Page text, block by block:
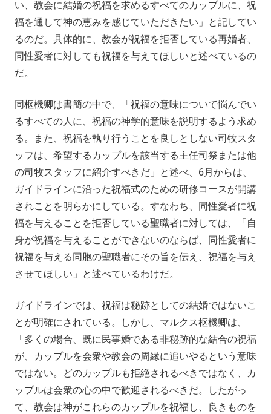
い、教会に結婚の祝福を求めるすべてのカップルに、祝
福を通して神の恵みを感じていただきたい」と記してい
るのだ。具体的に、教会が祝福を拒否している再婚者、
同性愛者に対しても祝福を与えてほしいと述べているの
だ。
同枢機卿は書簡の中で、「祝福の意味について悩んでい
るすべての人に、祝福の神学的意味を説明するよう求め
る。また、祝福を執り行うことを良しとしない司牧スタ
ッフは、希望するカップルを該当する主任司祭または他
の司牧スタッフに紹介すべきだ」と述べ、6月からは、
ガイドラインに沿った祝福式のための研修コースが開講
されことを明らかにしている。すなわち、同性愛者に祝
福を与えることを拒否している聖職者に対しては、「自
身が祝福を与えることができないのならば、同性愛者に
祝福を与える同胞の聖職者にその旨を伝え、祝福を与え
させてほしい」と述べているわけだ。
ガイドラインでは、祝福は秘跡としての結婚ではないこ
とが明確にされている。しかし、マルクス枢機卿は、
「多くの場合、既に民事婚である非秘跡的な結合の祝福
が、カップルを会衆や教会の周縁に追いやるという意味
ではない。どのカップルも拒絶されるべきではなく、カ
ップルは会衆の心の中で歓迎されるべきだ。したがっ
て、教会は神がこれらのカップルを祝福し、良きものを